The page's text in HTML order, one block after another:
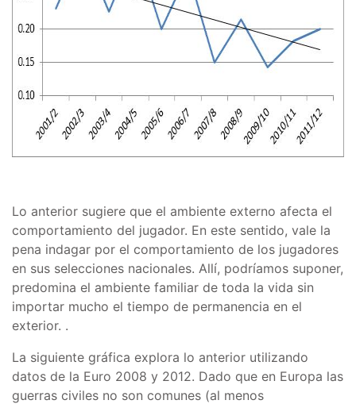
Lo anterior sugiere que el ambiente externo afecta el
comportamiento del jugador. En este sentido, vale la
pena indagar por el comportamiento de los jugadores
en sus selecciones nacionales. Allí, podríamos suponer,
predomina el ambiente familiar de toda la vida sin
importar mucho el tiempo de permanencia en el
exterior. .
La siguiente gráfica explora lo anterior utilizando
datos de la Euro 2008 y 2012. Dado que en Europa las
guerras civiles no son comunes (al menos